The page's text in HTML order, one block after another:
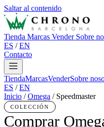
Saltar al contenido
Tienda Marcas Vender Sobre
ES / EN
Contacto
TiendaMarcasVenderSobre
ES / EN
Inicio / Omega / Speedmaster
COLECCIÓN
Comprar